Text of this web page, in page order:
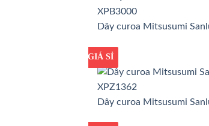
Dây curoa Mitsusumi
GIÁ TỐT
GIÁ SỈ
Dây curoa Mitsusumi